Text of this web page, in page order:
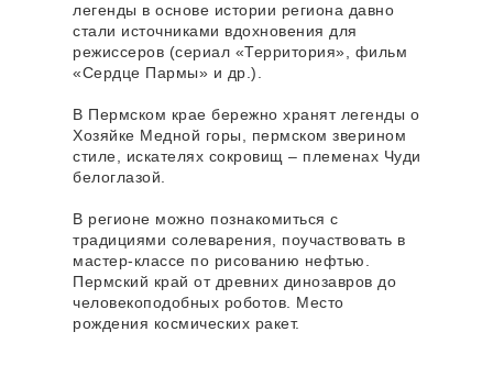
легенды в основе истории региона давно
стали источниками вдохновения для
режиссеров (сериал «Территория», фильм
«Сердце Пармы» и др.).
В Пермском крае бережно хранят легенды о
Хозяйке Медной горы, пермском зверином
стиле, искателях сокровищ – племенах Чуди
белоглазой.
В регионе можно познакомиться с
традициями солеварения, поучаствовать в
мастер-классе по рисованию нефтью.
Пермский край от древних динозавров до
человекоподобных роботов. Место
рождения космических ракет.